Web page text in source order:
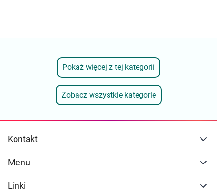
Zobacz wszystkie kategorie
Pokaż więcej z tej kategorii
Kontakt
Menu
Linki